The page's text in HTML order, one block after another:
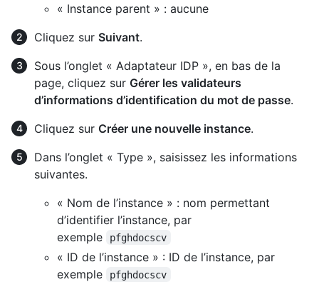
« Instance parent » : aucune
Cliquez sur Suivant.
Sous l’onglet « Adaptateur IDP », en bas de la
page, cliquez sur Gérer les validateurs
d’informations d’identification du mot de passe.
Cliquez sur Créer une nouvelle instance.
Dans l’onglet « Type », saisissez les informations
suivantes.
« Nom de l’instance » : nom permettant
d’identifier l’instance, par
exemple
pfghdocscv
« ID de l’instance » : ID de l’instance, par
exemple
pfghdocscv